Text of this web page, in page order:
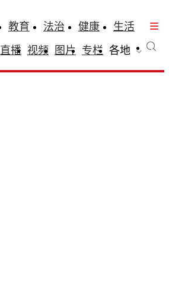
教育 法治 健康
生活
直播 视频 图片 专栏 各地